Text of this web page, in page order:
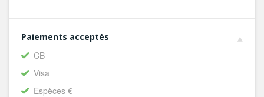
Paiements acceptés
CB
Visa
Espèces €